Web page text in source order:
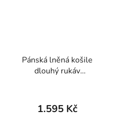
Pánská lněná košile
dlouhý rukáv
SHIRT Forget Me not
1.595 Kč